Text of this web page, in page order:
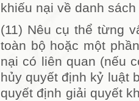
khiếu nại về danh
(11) Nêu cụ thể từng
toàn bộ hoặc một
nại có liên quan (nếu
hủy quyết định kỷ luật
quyết định giải quyết